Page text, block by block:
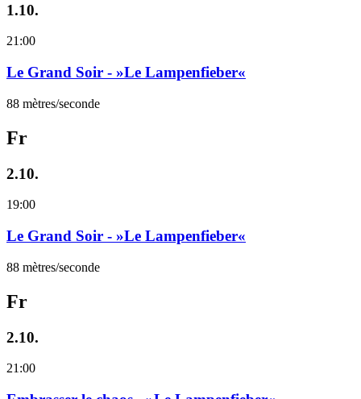
1.10.
21:00
Le Grand Soir - »Le Lampenfieber«
88 mètres/seconde
Fr
2.10.
19:00
Le Grand Soir - »Le Lampenfieber«
88 mètres/seconde
Fr
2.10.
21:00